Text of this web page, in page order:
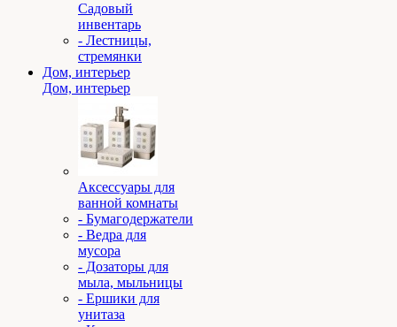
Садовый
инвентарь
- Лестницы,
стремянки
Дом, интерьер
Дом, интерьер
Аксессуары для
ванной комнаты
- Бумагодержатели
- Ведра для
мусора
- Дозаторы для
мыла, мыльницы
- Ершики для
унитаза